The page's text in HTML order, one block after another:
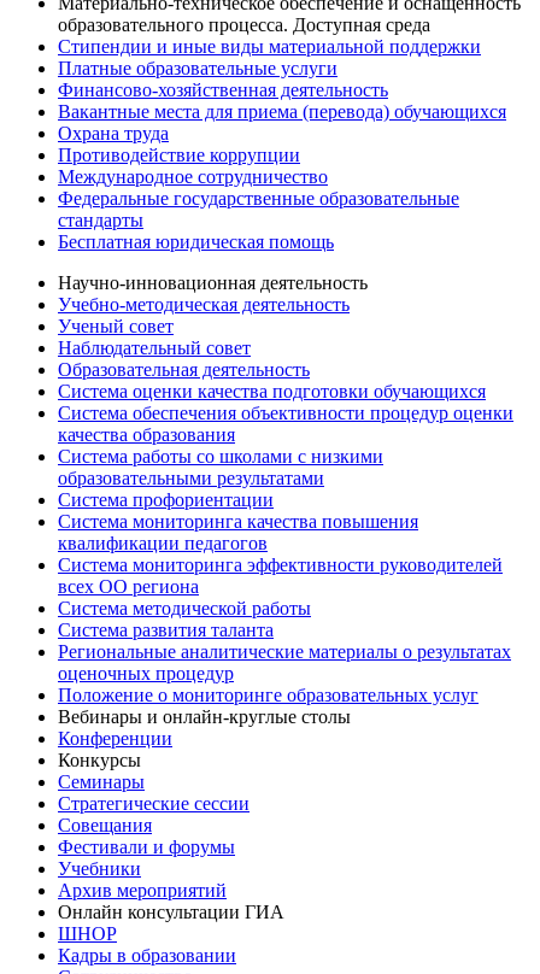
образовательного процесса. Доступная среда
Стипендии и иные виды материальной поддержки
Платные образовательные услуги
Финансово-хозяйственная деятельность
Вакантные места для приема (перевода) обучающихся
Охрана труда
Противодействие коррупции
Международное сотрудничество
Федеральные государственные образовательные
стандарты
Бесплатная юридическая помощь
Научно-инновационная деятельность
Учебно-методическая деятельность
Ученый совет
Наблюдательный совет
Образовательная деятельность
Система оценки качества подготовки обучающихся
Система обеспечения объективности процедур оценки
качества образования
Система работы со школами с низкими
образовательными результатами
Система профориентации
Система мониторинга качества повышения
квалификации педагогов
Система мониторинга эффективности руководителей
всех ОО региона
Система методической работы
Система развития таланта
Региональные аналитические материалы о результатах
оценочных процедур
Положение о мониторинге образовательных услуг
Вебинары и онлайн-круглые столы
Конференции
Конкурсы
Семинары
Стратегические сессии
Совещания
Фестивали и форумы
Учебники
Архив мероприятий
Онлайн консультации ГИА
ШНОР
Кадры в образовании